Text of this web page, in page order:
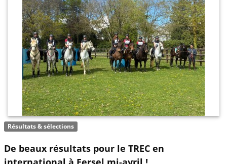
Résultats & sélections
De beaux résultats pour le TREC en